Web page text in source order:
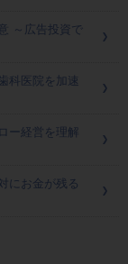
～広告投資で
科医院を加速
ー経営を理解
にお金が残る